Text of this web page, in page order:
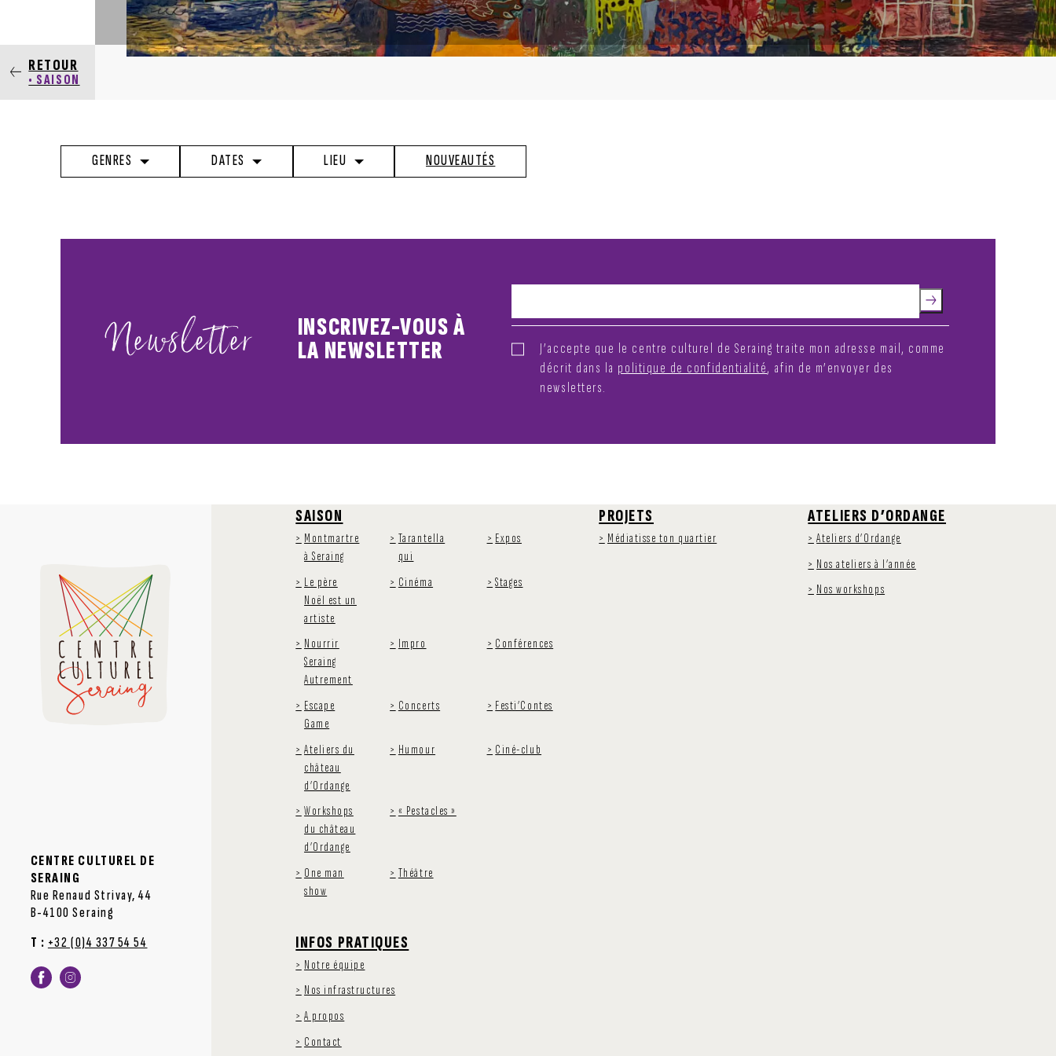
RETOUR
• SAISON
GENRES DATES LIEU NOUVEAUTÉS
Newsletter
INSCRIVEZ-VOUS À
LA NEWSLETTER
J’accepte que le centre culturel de Seraing traite mon adresse mail, comme
décrit dans la politique de confidentialité, afin de m’envoyer des
newsletters.
CENTRE CULTUREL DE
SERAING
Rue Renaud Strivay, 44
B-4100 Seraing
T : +32 (0)4 337 54 54
SAISON
Montmartre
à Seraing
Le père
Noël est un
artiste
Nourrir
Seraing
Autrement
Escape
Game
Ateliers du
château
d’Ordange
Workshops
du château
d’Ordange
One man
show
Tarantella
qui
Cinéma
Impro
Concerts
Humour
« Pestacles »
Théâtre
Expos
Stages
Conférences
Festi’Contes
Ciné-club
PROJETS
Médiatisse ton quartier
ATELIERS D’ORDANGE
Ateliers d’Ordange
Nos ateliers à l’année
Nos workshops
INFOS PRATIQUES
Notre équipe
Nos infrastructures
A propos
Contact